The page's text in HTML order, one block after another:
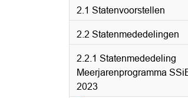
2.1 Statenvoorstellen
2.2 Statenmededelingen
2.2.1 Statenmededeling
Meerjarenprogramma
2023